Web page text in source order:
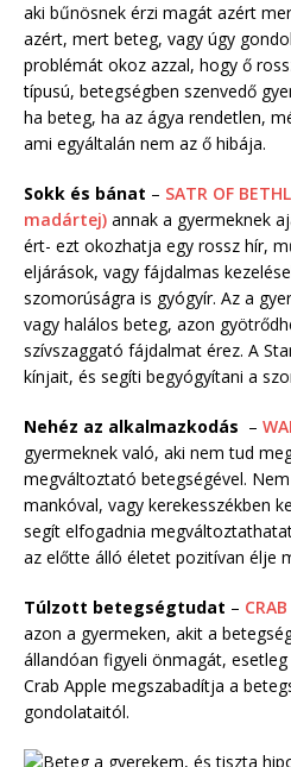
aki bűnösnek érzi magát azért
azért, mert beteg, vagy úgy
problémát okoz azzal, hogy ő
típusú, betegségben szenvedő
ha beteg, ha az ágya rendetlen,
ami egyáltalán nem az ő hibája.
Sokk és bánat – SATR OF
madártej) annak a gyermeknek
ért- ezt okozhatja egy rossz hír,
eljárások, vagy fájdalmas
szomorúságra is gyógyír. Az a
vagy halálos beteg, azon
szívszaggató fájdalmat érez. A
kínjait, és segíti begyógyítani a
Nehéz az alkalmazkodás –
gyermeknek való, aki nem tud
megváltoztató betegségével.
mankóval, vagy kerekesszékben
segít elfogadnia
az előtte álló életet pozitívan élje
Túlzott betegségtudat –
azon a gyermeken, akit a
állandóan figyeli önmagát,
Crab Apple megszabadítja a
gondolataitól.